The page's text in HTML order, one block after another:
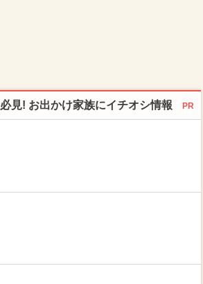
必見! お出かけ家族にイチオシ情報 PR